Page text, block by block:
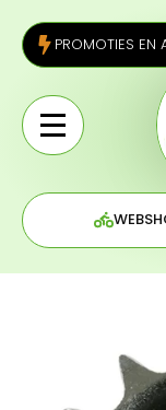
PROMOTIES EN